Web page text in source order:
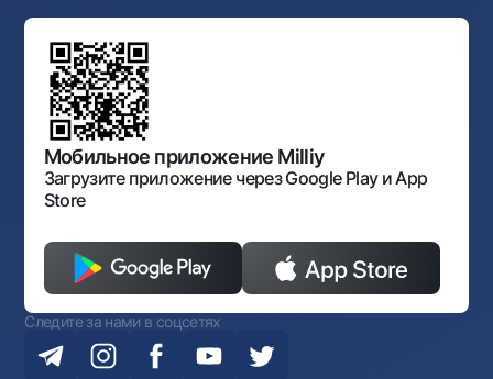
Противодействие коррупции
Фирменный стиль
Карта сайта
Офисы и банкоматы
Согласие на обработку персональных данных
Галерея изобразительного искусства Узбекистана
Типовые договоры
Обсуждение проектов нормативно-правовых
документов
Нормативно-правовые документы
Порядок и режим работы НБУ
Открытые данные
Антимонопольный комплаенс
Мобильное приложение Milliy
Загрузите приложение через Google Play и App
Store
Следите за нами в соцсетях